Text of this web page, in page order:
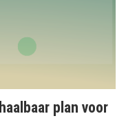
plan voor